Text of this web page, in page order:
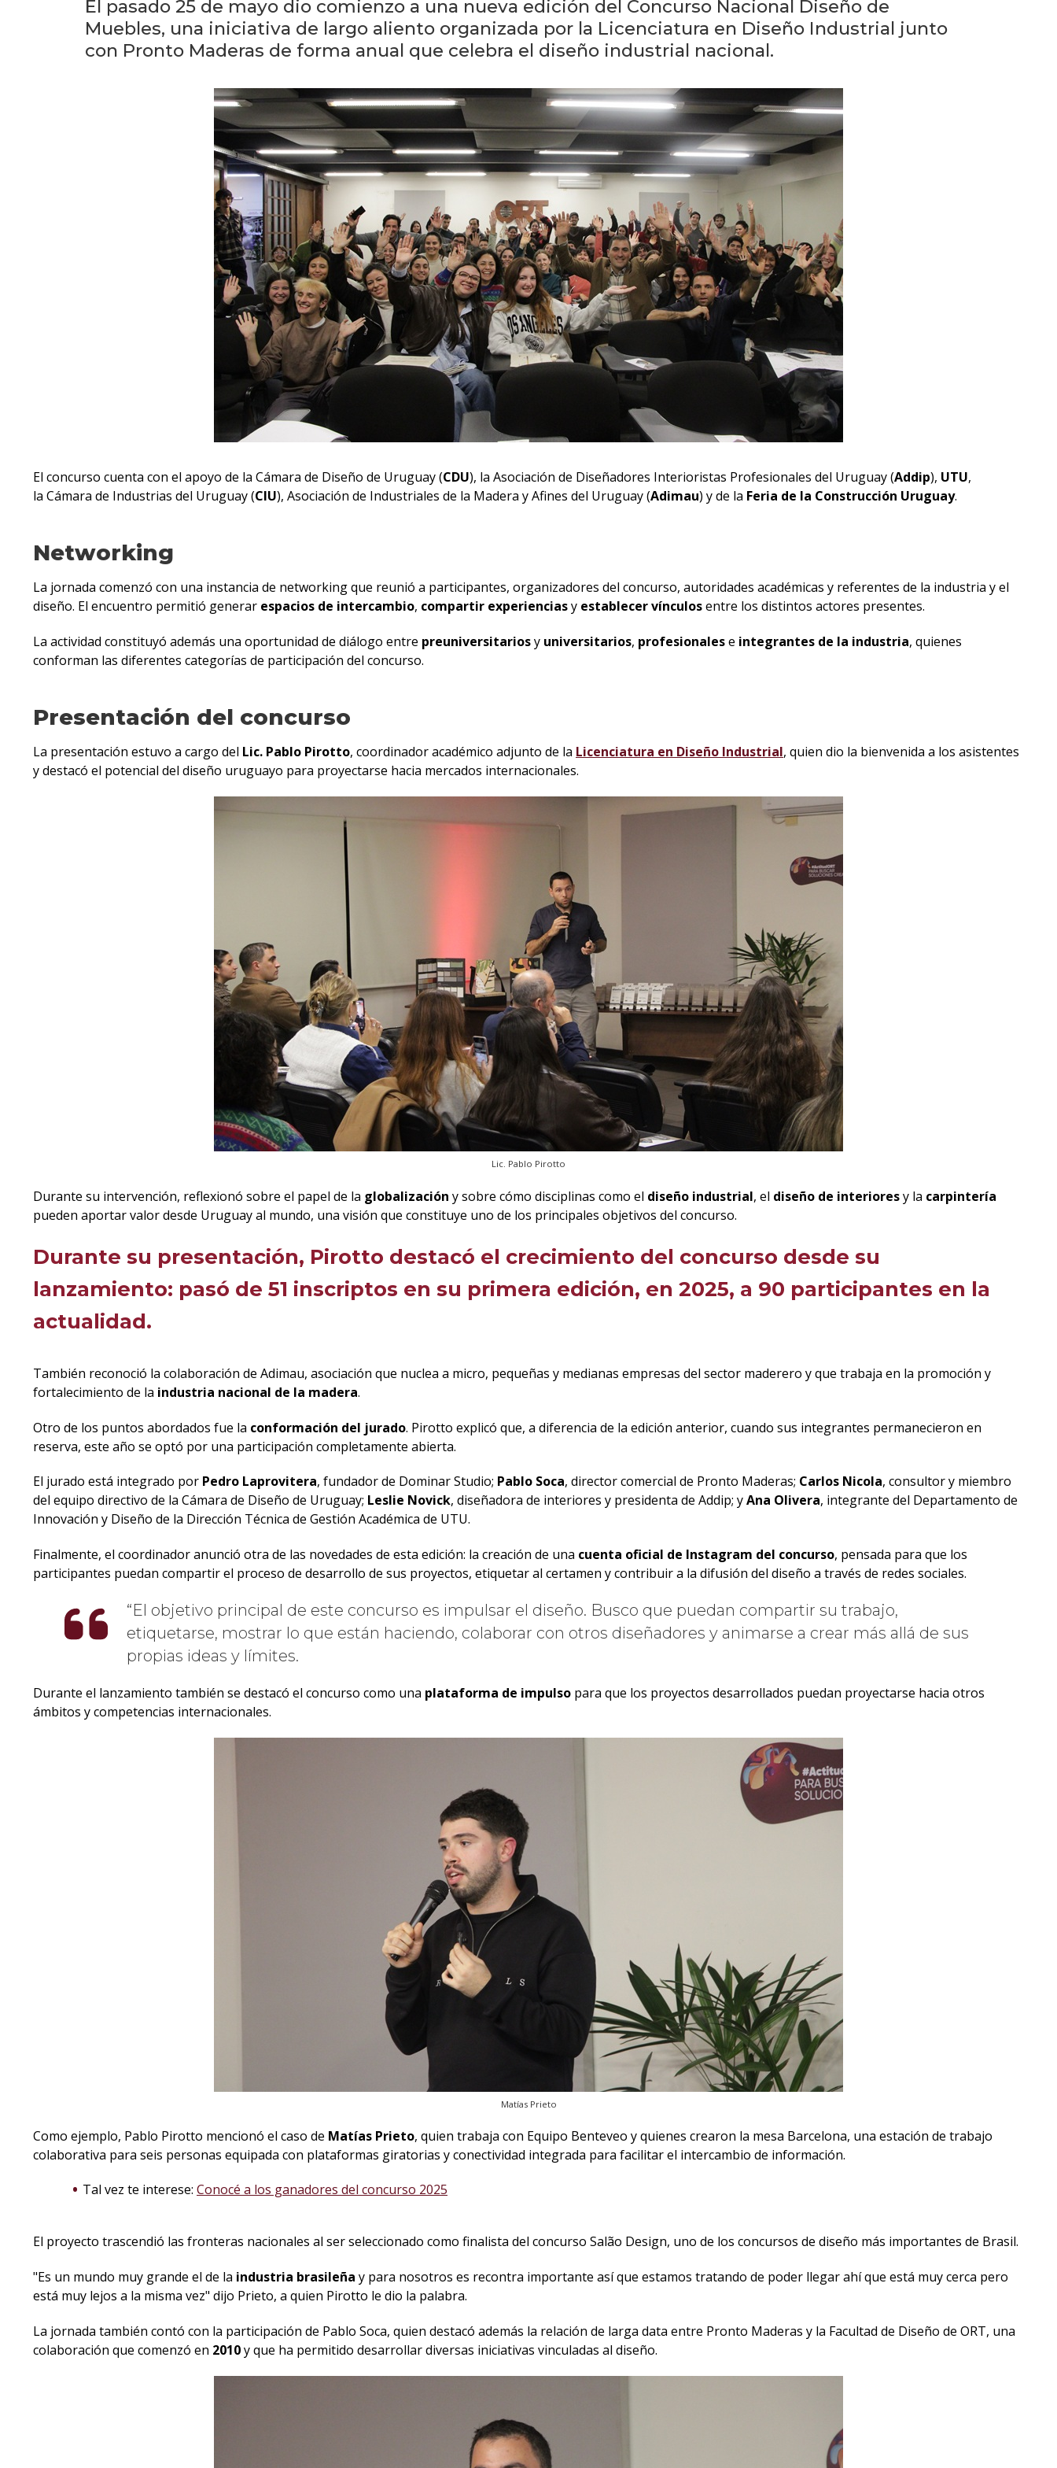
El pasado 25 de mayo dio comienzo a una nueva edición del Concurso Nacional Diseño de
Muebles, una iniciativa de largo aliento organizada por la Licenciatura en Diseño Industrial junto
con Pronto Maderas de forma anual que celebra el diseño industrial nacional.
El concurso cuenta con el apoyo de la Cámara de Diseño de Uruguay (CDU), la Asociación de Diseñadores Interioristas Profesionales del Uruguay (Addip), UTU,
la Cámara de Industrias del Uruguay (CIU), Asociación de Industriales de la Madera y Afines del Uruguay (Adimau) y de la Feria de la Construcción Uruguay.
Networking
La jornada comenzó con una instancia de networking que reunió a participantes, organizadores del concurso, autoridades académicas y referentes de la industria y el
diseño. El encuentro permitió generar espacios de intercambio, compartir experienciasy establecer vínculosentre los distintos actores presentes.
La actividad constituyó además una oportunidad de diálogo entre preuniversitariosy universitarios, profesionalese integrantes de la industria, quienes
conforman las diferentes categorías de participación del concurso.
Presentación del concurso
La presentación estuvo a cargo del Lic. Pablo Pirotto, coordinador académico adjunto de la Licenciatura en Diseño Industrial, quien dio la bienvenida a los asistentes
y destacó el potencial del diseño uruguayo para proyectarse hacia mercados internacionales.
Lic. Pablo Pirotto
Durante su intervención, reflexionó sobre el papel de la globalización y sobre cómo disciplinas como el diseño industrial, el diseño de interioresy la carpintería
pueden aportar valor desde Uruguay al mundo, una visión que constituye uno de los principales objetivos del concurso.
Durante su presentación, Pirotto destacó el crecimiento del concurso desde su
lanzamiento: pasó de 51 inscriptos en su primera edición, en 2025, a 90 participantes en la
actualidad.
También reconoció la colaboración de Adimau, asociación que nuclea a micro, pequeñas y medianas empresas del sector maderero y que trabaja en la promoción y
fortalecimiento de la industria nacional de la madera.
Otro de los puntos abordados fue la conformación del jurado. Pirotto explicó que, a diferencia de la edición anterior, cuando sus integrantes permanecieron en
reserva, este año se optó por una participación completamente abierta.
El jurado está integrado por Pedro Laprovitera, fundador de Dominar Studio; Pablo Soca, director comercial de Pronto Maderas; Carlos Nicola, consultor y miembro
del equipo directivo de la Cámara de Diseño de Uruguay; Leslie Novick, diseñadora de interiores y presidenta de Addip; yAna Olivera, integrante del Departamento de
Innovación y Diseño de la Dirección Técnica de Gestión Académica de UTU.
Finalmente, el coordinador anunció otra de las novedades de esta edición: la creación de una cuenta oficial de Instagram del concurso, pensada para que los
participantes puedan compartir el proceso de desarrollo de sus proyectos, etiquetar al certamen y contribuir a la difusión del diseño a través de redes sociales.
El objetivo principal de este concurso es impulsar el diseño. Busco que puedan compartir su trabajo,
etiquetarse, mostrar lo que están haciendo, colaborar con otros diseñadores y animarse a crear más allá de sus
propias ideas y límites.
Durante el lanzamiento también se destacó el concurso como una plataforma de impulso para que los proyectos desarrollados puedan proyectarse hacia otros
ámbitos y competencias internacionales.
Matías Prieto
Como ejemplo, Pablo Pirotto mencionó el caso de Matías Prieto, quien trabaja con Equipo Benteveo y quienes crearon la mesa Barcelona, una estación de trabajo
colaborativa para seis personas equipada con plataformas giratorias y conectividad integrada para facilitar el intercambio de información.
Tal vez te interese: Conocé a los ganadores del concurso 2025
El proyecto trascendió las fronteras nacionales al ser seleccionado como finalista del concurso Salão Design, uno de los concursos de diseño más importantes de Brasil.
"Es un mundo muy grande el de la industria brasileña y para nosotros es recontra importante así que estamos tratando de poder llegar ahí que está muy cerca pero
está muy lejos a la misma vez" dijo Prieto, a quien Pirotto le dio la palabra.
La jornada también contó con la participación de Pablo Soca, quien destacó además la relación de larga data entre Pronto Maderas y la Facultad de Diseño de ORT, una
colaboración que comenzó en 2010y que ha permitido desarrollar diversas iniciativas vinculadas al diseño.